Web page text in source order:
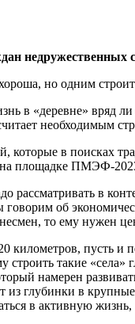
но одним
в «деревне» вряд
необходимым
которые в поисках
на площадке ПМЭФ-
рассматривать в
об
то ему нужен
пусть и
строить такие
намерен
глубинки в
в активную жизнь,